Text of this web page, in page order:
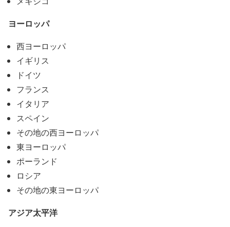
ヨーロッパ
西ヨーロッパ
イギリス
ドイツ
フランス
イタリア
スペイン
その地の西ヨーロッパ
東ヨーロッパ
ポーランド
ロシア
その地の東ヨーロッパ
アジア太平洋